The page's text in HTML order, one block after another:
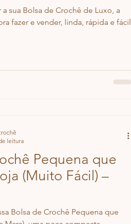
sua Bolsa de Crochê de Luxo, a
fazer e vender, linda, rápida e fácil
Pequena que
(Muito Fácil) –
Bolsa de Crochê Pequena que
leitura